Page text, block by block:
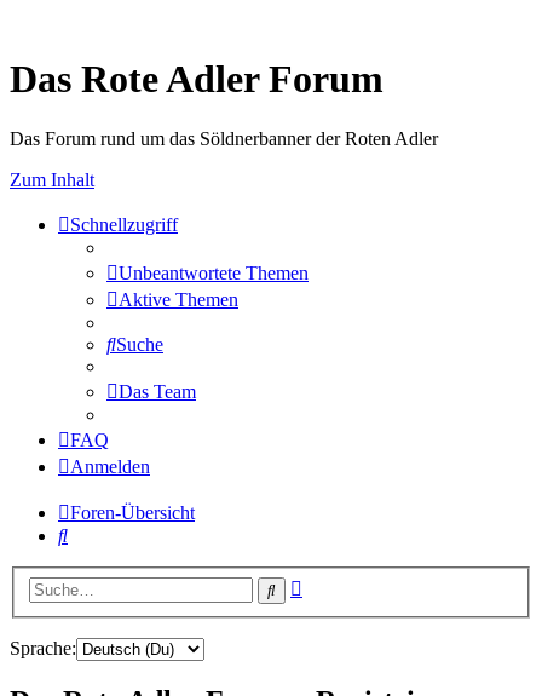
Das Rote Adler Forum
Das Forum rund um das Söldnerbanner der Roten Adler
Zum Inhalt
Schnellzugriff
Unbeantwortete Themen
Aktive Themen
Suche
Das Team
FAQ
Anmelden
Foren-Übersicht
Suche
Suche
Sprache: